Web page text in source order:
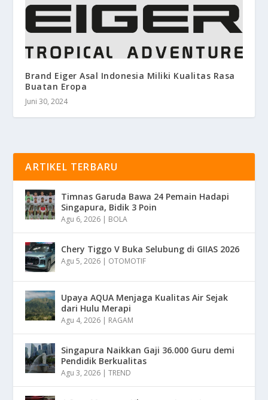
Brand Eiger Asal Indonesia Miliki Kualitas Rasa
Buatan Eropa
Juni 30, 2024
ARTIKEL TERBARU
Timnas Garuda Bawa 24 Pemain Hadapi
Singapura, Bidik 3 Poin
Agu 6, 2026 | BOLA
Chery Tiggo V Buka Selubung di GIIAS 2026
Agu 5, 2026 | OTOMOTIF
Upaya AQUA Menjaga Kualitas Air Sejak
dari Hulu Merapi
Agu 4, 2026 | RAGAM
Singapura Naikkan Gaji 36.000 Guru demi
Pendidik Berkualitas
Agu 3, 2026 |TREND